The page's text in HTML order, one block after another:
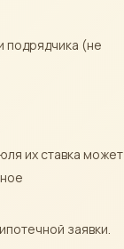
подрядчика (не
их ставка может
заявки.